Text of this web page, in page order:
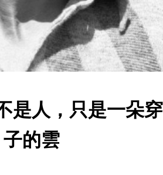
是人，只是一朵
子的雲